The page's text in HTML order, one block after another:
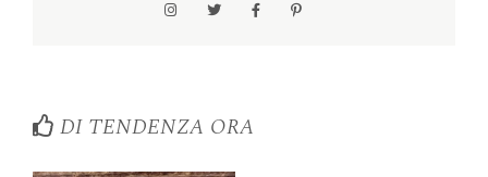
DI TENDENZA ORA